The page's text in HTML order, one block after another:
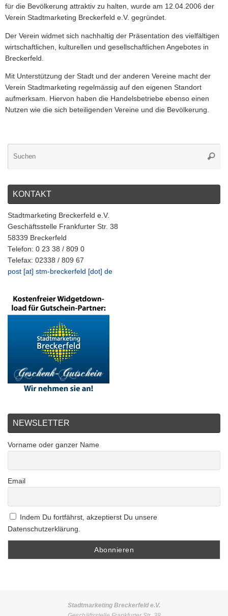
für die Bevölkerung attraktiv zu halten, wurde am 12.04.2006 der
Verein Stadtmarketing Breckerfeld e.V. gegründet.
Der Verein widmet sich nachhaltig der Präsentation des vielfältigen
wirtschaftlichen, kulturellen und gesellschaftlichen Angebotes in
Breckerfeld.
Mit Unterstützung der Stadt und der anderen Vereine macht der
Verein Stadtmarketing regelmässig auf den eigenen Standort
aufmerksam. Hiervon haben die Handelsbetriebe ebenso einen
Nutzen wie die sich beteiligenden Vereine und die Bevölkerung.
KONTAKT
Stadtmarketing Breckerfeld e.V.
Geschäftsstelle Frankfurter Str. 38
58339 Breckerfeld
Telefon: 0 23 38 / 809 0
Telefax: 02338 / 809 67
post [at] stm-breckerfeld [dot] de
NEWSLETTER
Vorname oder ganzer Name
Email
Indem Du fortfährst, akzeptierst Du unsere
Datenschutzerklärung.
Stadtmarketing Breckerfeld e.V.